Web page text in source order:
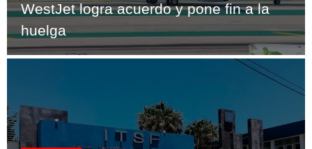
WestJet logra acuerdo y pone fin a la
huelga